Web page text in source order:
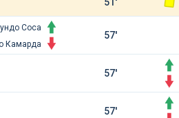
Соса
Камарда
57'
57'
57'